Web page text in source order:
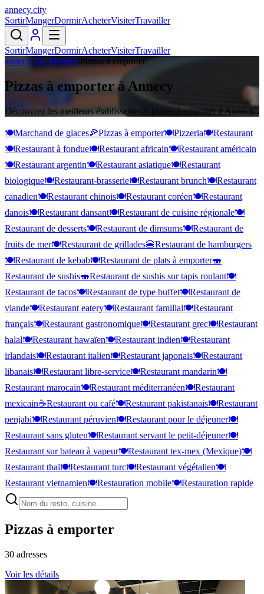
annecy.city
SortirMangerDormirAcheterVisiterTravailler
SortirMangerDormirAcheterVisiterTravailler
annecy.city/Manger/Pizzas à emporter
Pizzas à emporter à Annecy
Découvrez les meilleurs établissements pizzas à emporter à Annecy.
🍽️Marchand de glaces🍕Pizzas à emporter🍽️Pizzeria🍽️Restaurant
🍽️Restaurant à fondue🍽️Restaurant africain🍽️Restaurant américain
🍽️Restaurant argentin🍽️Restaurant asiatique🍽️Restaurant
biologique🍽️Restaurant-brasserie🍽️Restaurant brunch🍽️Restaurant
canadien🍽️Restaurant chinois🍽️Restaurant coréen🍽️Restaurant
danois🍽️Restaurant dansant🍽️Restaurant de cuisine régionale🍽️
Restaurant de desserts🍽️Restaurant de dimsums🍽️Restaurant de
fruits de mer🍽️Restaurant de grillades🍔Restaurant de hamburgers
🍽️Restaurant de kebab🍽️Restaurant de plats à emporter🍣
Restaurant de sushis🍣Restaurant de sushis sur tapis roulant🍽️
Restaurant de tacos🍽️Restaurant de type buffet🍽️Restaurant de
viande🍽️Restaurant eatery🍽️Restaurant familial🍽️Restaurant
français🍽️Restaurant gastronomique🍽️Restaurant grec🍽️Restaurant
halal🍽️Restaurant hawaïen🍽️Restaurant indien🍽️Restaurant
irlandais🍽️Restaurant italien🍽️Restaurant japonais🍽️Restaurant
libanais🍽️Restaurant libre-service🍽️Restaurant mandarin🍽️
Restaurant marocain🍽️Restaurant méditerranéen🍽️Restaurant
mexicain☕Restaurant ou café🍽️Restaurant pakistanais🍽️Restaurant
penjabi🍽️Restaurant péruvien🍽️Restaurant pour le déjeuner🍽️
Restaurant sans gluten🍽️Restaurant servant le petit-déjeuner🍽️
Restaurant sur bateau à vapeur🍽️Restaurant tex-mex (Mexique)🍽️
Restaurant thaï🍽️Restaurant turc🍽️Restaurant végétalien🍽️
Restaurant vietnamien🍽️Restauration mobile🍽️Restauration rapide
Pizzas à emporter
30 adresses
Voir les détails